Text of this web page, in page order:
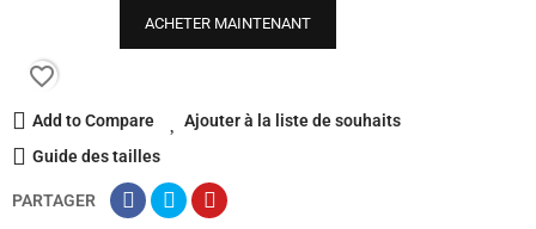
ACHETER MAINTENANT
favorite_border
Add to Compare
Ajouter à la liste de souhaits
Guide des tailles
PARTAGER